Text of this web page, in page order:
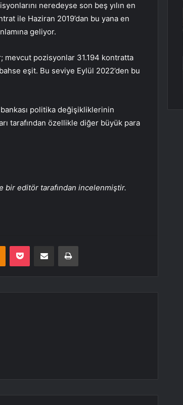
neredeyse son beş yılın en
ile Haziran 2019’dan bu yana en
geliyor.
mevcut pozisyonlar 31.194 kontratta
eşit. Bu seviye Eylül 2022’den bu
politika değişikliklerinin
tarafından özellikle diğer büyük para
bir editör tarafından incelenmiştir.
Odnoklassniki
Pocket E-Posta ile paylaş Yazdır